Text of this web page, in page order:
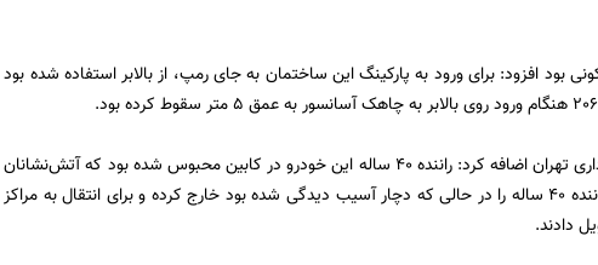
افزود: برای ورود به پارکینگ این ساختمان به جای رمپ، از بالابر استفاده شده بود
سخنگوی سازمان آتش نشانی و خدمات ایمنی شهرداری تهران اضافه کرد: راننده 40 ساله این خودرو در کابین محبوس شده بود که آتش‌نشانان
در نخستین گام همزمان با ایمن سازی خودرو این راننده 40 ساله را در حالی که دچار آسیب دیدگی شده بود خارج کرده و برای انتقال به مراکز
دادند.